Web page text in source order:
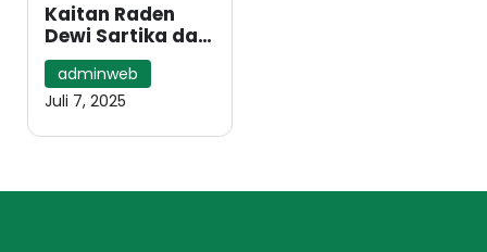
Kaitan Raden
Dewi Sartika dan
Muhammadiyah
adminweb
Juli 7, 2025